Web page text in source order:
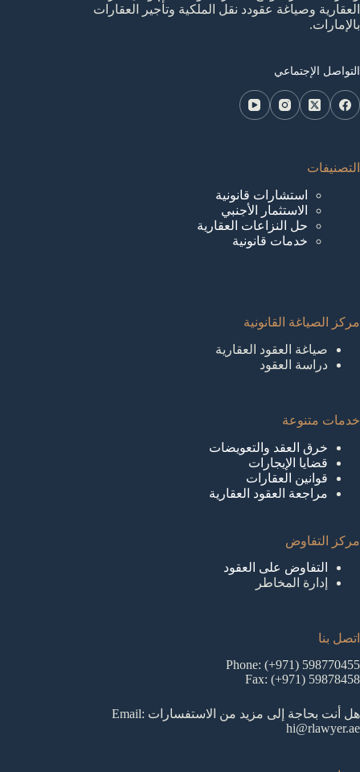
العقارية وصياغة عقودد نقل الملكية وتأجير العقارات
بالإمارات.
التواصل الإجتماعي
التصنيفات
استشارات قانونية
الاستثمار الأجنبي
حل النزاعات العقارية
خدمات قانونية
مركز الصياغة القانونية
صياغة العقود العقارية
دراسة العقود
خدمات متنوعة
خرق العقد والتعويضات
قضايا الإيجارات
قوانين العقارات
مراجعة العقود العقارية
مركز التفاوض
التفاوض على العقود
إدارة المخاطر
اتصل بنا
Phone: (+971) 598770455
Fax: (+971) 59878458
هل أنت بحاجة إلى مزيد من الاستفسارات Email:
hi@rlawyer.ae